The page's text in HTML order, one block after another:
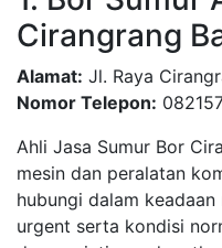
Cirangrang
Alamat: Jl. Raya
Nomor Telepon:
Ahli Jasa Sumur Bor
mesin dan peralatan
hubungi dalam
urgent serta kondisi